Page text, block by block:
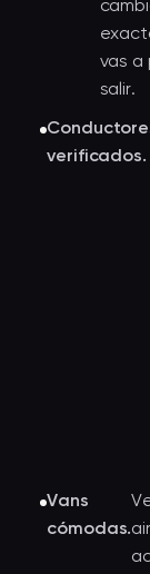
vas a
salir.
verificados.
Vans
cómodas.